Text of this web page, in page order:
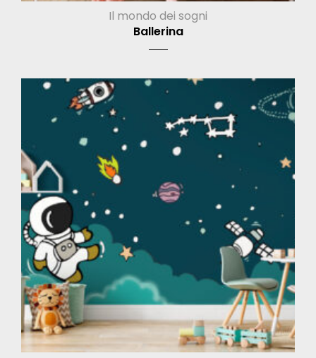
Il mondo dei sogni
Ballerina